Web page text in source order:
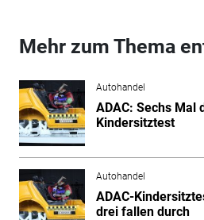
Mehr zum Thema
Autohandel
ADAC: Sechs Mal
Kindersitztest
Autohandel
ADAC-
drei fallen durch